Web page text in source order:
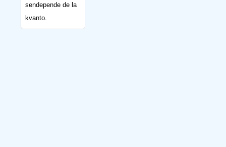
sendepende de la
kvanto.